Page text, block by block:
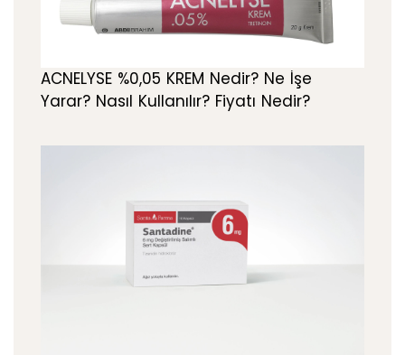
ACNELYSE %0,05 KREM Nedir? Ne İşe
Yarar? Nasıl Kullanılır? Fiyatı Nedir?